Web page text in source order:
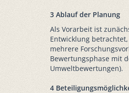
3 Ablauf der Planung
Als Vorarbeit ist
Entwicklung
mehrere
Bewertungsphase mit
Umweltbewertungen).
4